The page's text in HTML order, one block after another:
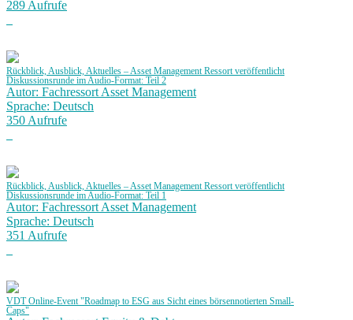
289 Aufrufe
Rückblick, Ausblick, Aktuelles – Asset Management Ressort veröffentlicht
Diskussionsrunde im Audio-Format: Teil 2
Autor: Fachressort Asset Management
Sprache: Deutsch
350 Aufrufe
Rückblick, Ausblick, Aktuelles – Asset Management Ressort veröffentlicht
Diskussionsrunde im Audio-Format: Teil 1
Autor: Fachressort Asset Management
Sprache: Deutsch
351 Aufrufe
VDT Online-Event "Roadmap to ESG aus Sicht eines börsennotierten Small-
Caps"